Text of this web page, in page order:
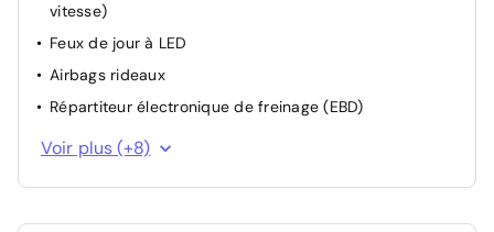
vitesse)
Feux de jour à LED
Airbags rideaux
Répartiteur électronique de freinage (EBD)
Aide au freinage d'urgence
freinage d'urgence
Verrou électronique Opel (antidémarrage)
Voir plus (+8)